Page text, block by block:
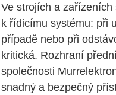
Ve strojích a
k řídicímu systému: při
případě nebo při
kritická. Rozhraní
společnosti
snadný a bezpečný